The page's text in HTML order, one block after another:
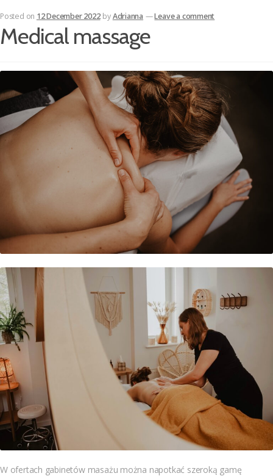
Posted on 12 December 2022 byAdrianna —Leave a comment
Medical massage
W ofertach gabinetów masażu można napotkać szeroką gamę